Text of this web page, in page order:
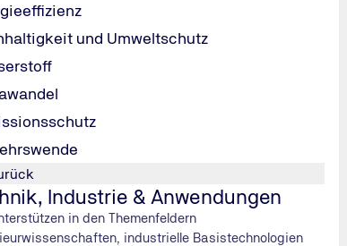
und Umweltschutz
Industrie & Anwendungen
in den Themenfeldern
industrielle Basistechnologien
fixe festlegen
Verbesserung